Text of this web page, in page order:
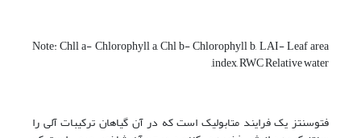
Note: Chll a- Chlorophyll a, Chl b- Chlorophyll b, LAI- Leaf area
index, RWC Relative water,
فتوسنتز یک فرایند متابولیک است که در آن گیاهان ترکیبات آلی را